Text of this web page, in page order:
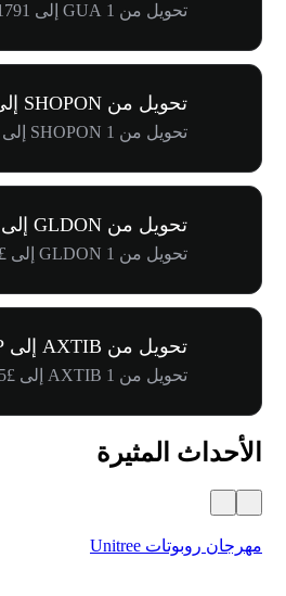
تحويل من 1 GUA إلى R$0.1791
تحويل من SHOPON إلى GBP
تحويل من 1 SHOPON إلى £110.61
تحويل من GLDON إلى GBP
تحويل من 1 GLDON إلى £295.54
تحويل من AXTIB إلى GBP
تحويل من 1 AXTIB إلى £67.75
الأحداث المثيرة
مهرجان روبوتات Unitree